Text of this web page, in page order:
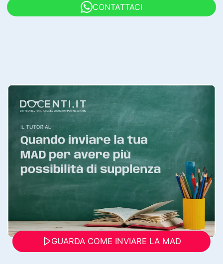
CONTATTACI
GUARDA COME INVIARE LA MAD